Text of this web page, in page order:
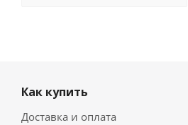
Как купить
Доставка и оплата